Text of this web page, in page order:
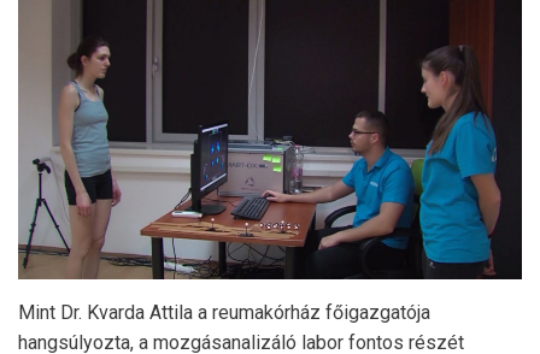
Mint Dr. Kvarda Attila a reumakórház főigazgatója
hangsúlyozta, a mozgásanalizáló labor fontos részét